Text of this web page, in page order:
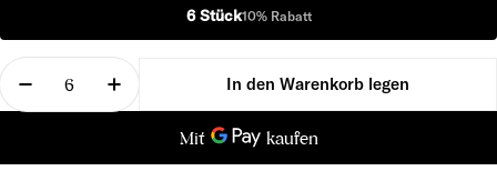
6 Stück10% Rabatt
Menge
Menge für Tradition Pinot &amp; Chardonnay
Menge für Tradition Pinot &amp;
In den Warenkorb legen